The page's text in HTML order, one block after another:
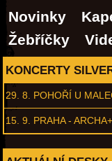
Novinky
Žebříčky
KONCERTY
29. 8. POHOŘÍ U
15. 9. PRAHA -